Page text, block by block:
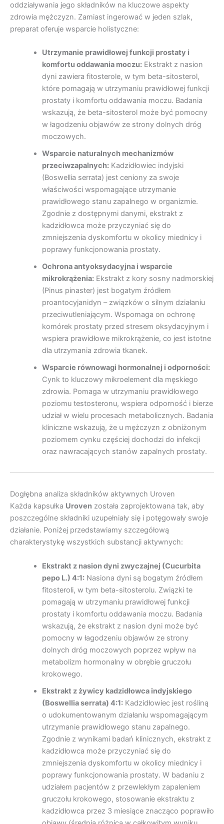
oddziaływania jego składników na kluczowe aspekty
zdrowia mężczyzn. Zamiast ingerować w jeden szlak,
preparat oferuje wsparcie holistyczne:
Utrzymanie prawidłowej funkcji prostaty i
komfortu oddawania moczu:Ekstrakt z nasion
dyni zawiera fitosterole, w tym beta-sitosterol,
które pomagają w utrzymaniu prawidłowej funkcji
prostaty i komfortu oddawania moczu. Badania
wskazują, że beta-sitosterol może być pomocny
w łagodzeniu objawów ze strony dolnych dróg
moczowych.
Wsparcie naturalnych mechanizmów
przeciwzapalnych:Kadzidłowiec indyjski
(Boswellia serrata) jest ceniony za swoje
właściwości wspomagające utrzymanie
prawidłowego stanu zapalnego w organizmie.
Zgodnie z dostępnymi danymi, ekstrakt z
kadzidłowca może przyczyniać się do
zmniejszenia dyskomfortu w okolicy miednicy i
poprawy funkcjonowania prostaty.
Ochrona antyoksydacyjna i wsparcie
mikrokrążenia:Ekstrakt z kory sosny nadmorskiej
(Pinus pinaster) jest bogatym źródłem
proantocyjanidyn – związków o silnym działaniu
przeciwutleniającym. Wspomaga on ochronę
komórek prostaty przed stresem oksydacyjnym i
wspiera prawidłowe mikrokrążenie, co jest istotne
dla utrzymania zdrowia tkanek.
Wsparcie równowagi hormonalnej i odporności:
Cynk to kluczowy mikroelement dla męskiego
zdrowia. Pomaga w utrzymaniu prawidłowego
poziomu testosteronu, wspiera odporność i bierze
udział w wielu procesach metabolicznych. Badania
kliniczne wskazują, że u mężczyzn z obniżonym
poziomem cynku częściej dochodzi do infekcji
oraz nawracających stanów zapalnych prostaty.
Dogłębna analiza składników aktywnych Uroven
Każda kapsułka Uroven została zaprojektowana tak, aby
poszczególne składniki uzupełniały się i potęgowały swoje
działanie. Poniżej przedstawiamy szczegółową
charakterystykę wszystkich substancji aktywnych:
Ekstrakt z nasion dyni zwyczajnej (Cucurbita
pepo L.) 4:1:Nasiona dyni są bogatym źródłem
fitosteroli, w tym beta-sitosterolu. Związki te
pomagają w utrzymaniu prawidłowej funkcji
prostaty i komfortu oddawania moczu. Badania
wskazują, że ekstrakt z nasion dyni może być
pomocny w łagodzeniu objawów ze strony
dolnych dróg moczowych poprzez wpływ na
metabolizm hormonalny w obrębie gruczołu
krokowego.
Ekstrakt z żywicy kadzidłowca indyjskiego
(Boswellia serrata) 4:1:Kadzidłowiec jest rośliną
o udokumentowanym działaniu wspomagającym
utrzymanie prawidłowego stanu zapalnego.
Zgodnie z wynikami badań klinicznych, ekstrakt z
kadzidłowca może przyczyniać się do
zmniejszenia dyskomfortu w okolicy miednicy i
poprawy funkcjonowania prostaty. W badaniu z
udziałem pacjentów z przewlekłym zapaleniem
gruczołu krokowego, stosowanie ekstraktu z
kadzidłowca przez 3 miesiące znacząco poprawiło